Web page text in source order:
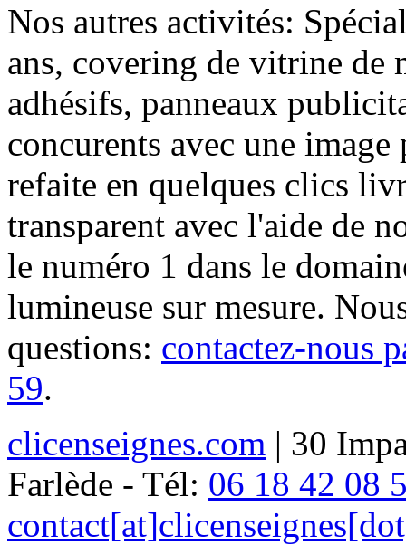
Nos autres activités:
ans, covering de vitrine de
adhésifs, panneaux
concurents avec une
refaite en quelques clics
transparent avec l'aide de
le numéro 1 dans le
lumineuse sur mesure.
questions: contactez-nous
59.
clicenseignes.com | 30
Farlède - Tél: 06 18 42 08